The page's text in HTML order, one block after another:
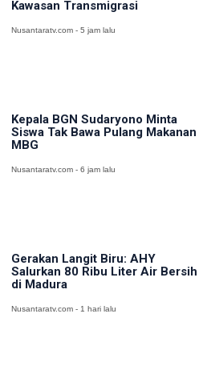
Kawasan Transmigrasi
Nusantaratv.com - 5 jam lalu
Kepala BGN Sudaryono Minta
Siswa Tak Bawa Pulang Makanan
MBG
Nusantaratv.com - 6 jam lalu
Gerakan Langit Biru: AHY
Salurkan 80 Ribu Liter Air Bersih
di Madura
Nusantaratv.com - 1 hari lalu